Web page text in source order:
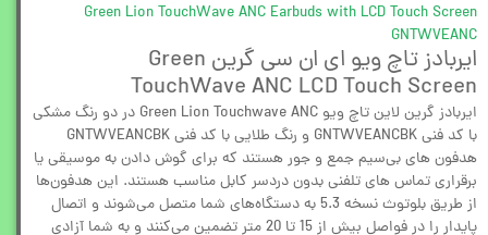
Green Lion TouchWave ANC Earbuds with LCD Touch Screen
GNTWVEANC
ایربادز تاچ ویو ای ان سی گرین Green
TouchWave ANC LCD Touch Screen
ایربادز گرین لاین تاچ ویو Green Lion Touchwave ANC در دو رنگ مشکی
با کد فنی GNTWVEANCBK و رنگ طلایی با کد فنی GNTWVEANCBK
هدفون های بی‌سیم جمع و جور هستند که برای گوش دادن به موسیقی یا
برقراری تماس های تلفنی بدون دردسر کابل مناسب هستند. این هدفون‌ها
از طریق بلوتوث نسخه 5.3 به دستگاه‌های شما متصل می‌شوند و اتصال
پایدار را در فواصل بیش از 15 تا 20 متر تضمین می‌کنند و به شما آزادی